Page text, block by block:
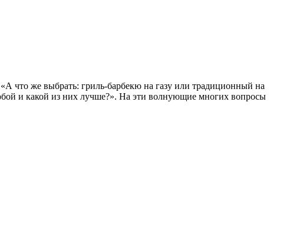
что же выбрать: гриль-барбекю на газу или традиционный на
и какой из них лучше?». На эти волнующие многих вопросы